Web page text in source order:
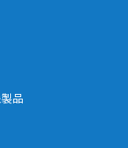
品